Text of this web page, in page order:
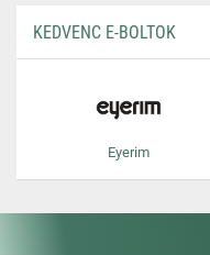
KEDVENC E-BOLTOK
Eyerim